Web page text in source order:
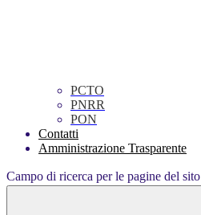
PCTO
PNRR
PON
Contatti
Amministrazione Trasparente
Campo di ricerca per le pagine del sito